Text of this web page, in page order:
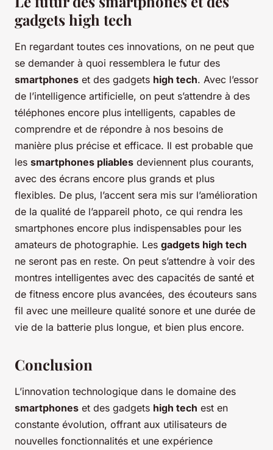
gadgets high tech
En regardant toutes ces innovations, on ne peut que
se demander à quoi ressemblera le futur des
smartphones et des gadgets high tech. Avec l’essor
de l’intelligence artificielle, on peut s’attendre à des
téléphones encore plus intelligents, capables de
comprendre et de répondre à nos besoins de
manière plus précise et efficace. Il est probable que
les smartphones pliables deviennent plus courants,
avec des écrans encore plus grands et plus
flexibles. De plus, l’accent sera mis sur l’amélioration
de la qualité de l’appareil photo, ce qui rendra les
smartphones encore plus indispensables pour les
amateurs de photographie. Les gadgets high tech
ne seront pas en reste. On peut s’attendre à voir des
montres intelligentes avec des capacités de santé et
de fitness encore plus avancées, des écouteurs sans
fil avec une meilleure qualité sonore et une durée de
vie de la batterie plus longue, et bien plus encore.
Conclusion
L’innovation technologique dans le domaine des
smartphones et des gadgets high tech est en
constante évolution, offrant aux utilisateurs de
nouvelles fonctionnalités et une expérience